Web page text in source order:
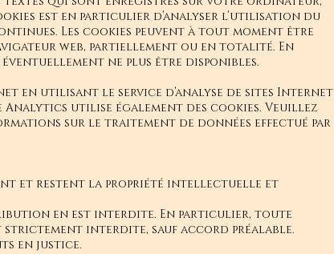
est en particulier d’analyser l’utilisation du
Les cookies peuvent à tout moment être
web, partiellement ou en totalité. En
ne plus être disponibles.
en utilisant le service d’analyse de sites Internet
utilise également des cookies. Veuillez
sur le traitement de données effectué par
et restent la propriété intellectuelle et
en est interdite. En particulier, toute
strictement interdite, sauf accord préalable.
en justice.